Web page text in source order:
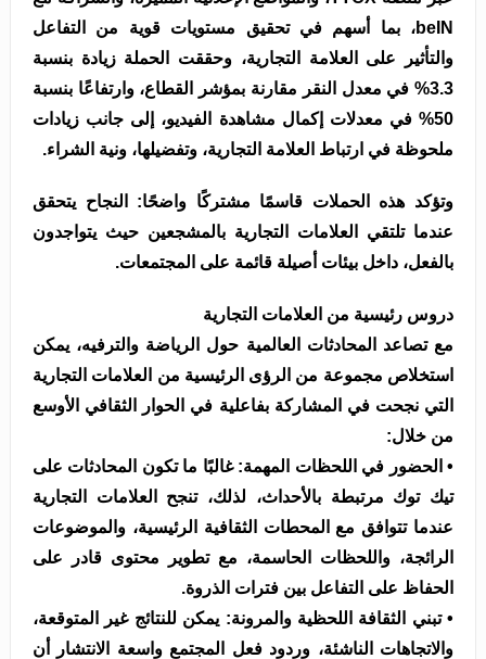
beIN، بما أسهم في تحقيق مستويات قوية من التفاعل
والتأثير على العلامة التجارية، وحققت الحملة زيادة بنسبة
3.3% في معدل النقر مقارنة بمؤشر القطاع، وارتفاعًا بنسبة
50% في معدلات إكمال مشاهدة الفيديو، إلى جانب زيادات
ملحوظة في ارتباط العلامة التجارية، وتفضيلها، ونية الشراء.
وتؤكد هذه الحملات قاسمًا مشتركًا واضحًا: النجاح يتحقق
عندما تلتقي العلامات التجارية بالمشجعين حيث يتواجدون
بالفعل، داخل بيئات أصيلة قائمة على المجتمعات.
دروس رئيسية من العلامات التجارية
مع تصاعد المحادثات العالمية حول الرياضة والترفيه، يمكن
استخلاص مجموعة من الرؤى الرئيسية من العلامات التجارية
التي نجحت في المشاركة بفاعلية في الحوار الثقافي الأوسع
من خلال:
• الحضور في اللحظات المهمة: غالبًا ما تكون المحادثات على
تيك توك مرتبطة بالأحداث، لذلك، تنجح العلامات التجارية
عندما تتوافق مع المحطات الثقافية الرئيسية، والموضوعات
الرائجة، واللحظات الحاسمة، مع تطوير محتوى قادر على
الحفاظ على التفاعل بين فترات الذروة.
• تبني الثقافة اللحظية والمرونة: يمكن للنتائج غير المتوقعة،
والاتجاهات الناشئة، وردود فعل المجتمع واسعة الانتشار أن